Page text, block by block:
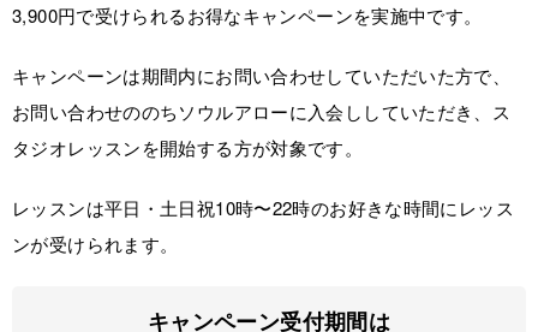
3,900円で受けられるお得なキャンペーンを実施中です。
キャンペーンは期間内にお問い合わせしていただいた方で、
お問い合わせののちソウルアローに入会ししていただき、ス
タジオレッスンを開始する方が対象です。
レッスンは平日・土日祝10時〜22時のお好きな時間にレッス
ンが受けられます。
キャンペーン受付期間は